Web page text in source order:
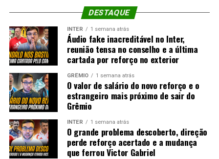
DESTAQUE
INTER 1 semana atrás
Áudio fake inacreditável no Inter,
reunião tensa no conselho e a última
cartada por reforço no exterior
GRÊMIO 1 semana atrás
O valor de salário do novo reforço e o
estrangeiro mais próximo de sair do
Grêmio
INTER 1 semana atrás
O grande problema descoberto, direção
perde reforço acertado e a mudança
que ferrou Victor Gabriel